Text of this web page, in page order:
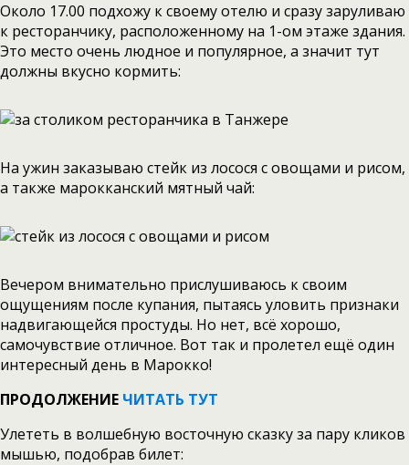
Около 17.00 подхожу к своему отелю и сразу заруливаю
к ресторанчику, расположенному на 1-ом этаже здания.
Это место очень людное и популярное, а значит тут
должны вкусно кормить:
На ужин заказываю стейк из лосося с овощами и рисом,
а также марокканский мятный чай:
Вечером внимательно прислушиваюсь к своим
ощущениям после купания, пытаясь уловить признаки
надвигающейся простуды. Но нет, всё хорошо,
самочувствие отличное. Вот так и пролетел ещё один
интересный день в Марокко!
ПРОДОЛЖЕНИЕ ЧИТАТЬ ТУТ
Улететь в волшебную восточную сказку за пару кликов
мышью, подобрав билет: